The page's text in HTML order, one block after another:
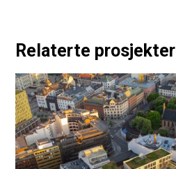
Relaterte prosjekter